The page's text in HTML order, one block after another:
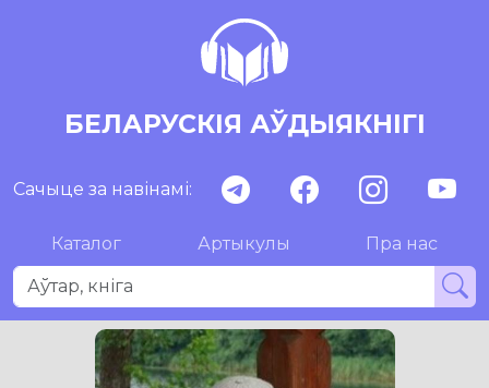
БЕЛАРУСКІЯ АЎДЫЯКНІГІ
Сачыце за навінамі:
Каталог Артыкулы Пра нас